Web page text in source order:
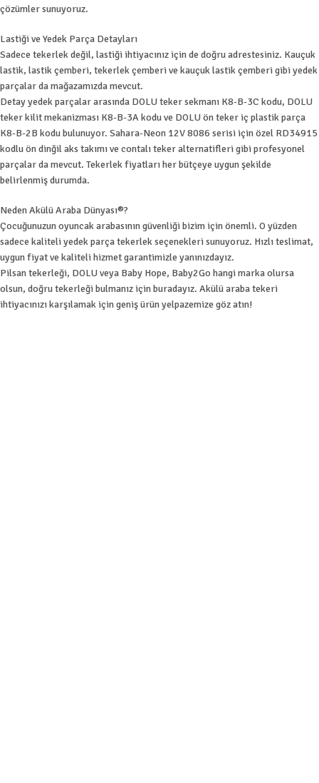
çözümler sunuyoruz.
Lastiği ve Yedek Parça Detayları
Sadece tekerlek değil, lastiği ihtiyacınız için de doğru adrestesiniz. Kauçuk
lastik, lastik çemberi, tekerlek çemberi ve kauçuk lastik çemberi gibi yedek
parçalar da mağazamızda mevcut.
Detay yedek parçalar arasında DOLU teker sekmanı K8-B-3C kodu, DOLU
teker kilit mekanizması K8-B-3A kodu ve DOLU ön teker iç plastik parça
K8-B-2B kodu bulunuyor. Sahara-Neon 12V 8086 serisi için özel RD34915
kodlu ön dinğil aks takımı ve contalı teker alternatifleri gibi profesyonel
parçalar da mevcut. Tekerlek fiyatları her bütçeye uygun şekilde
belirlenmiş durumda.
Neden Akülü Araba Dünyası®?
Çocuğunuzun oyuncak arabasının güvenliği bizim için önemli. O yüzden
sadece kaliteli yedek parça tekerlek seçenekleri sunuyoruz. Hızlı teslimat,
uygun fiyat ve kaliteli hizmet garantimizle yanınızdayız.
Pilsan tekerleği, DOLU veya Baby Hope, Baby2Go hangi marka olursa
olsun, doğru tekerleği bulmanız için buradayız. Akülü araba tekeri
ihtiyacınızı karşılamak için geniş ürün yelpazemize göz atın!